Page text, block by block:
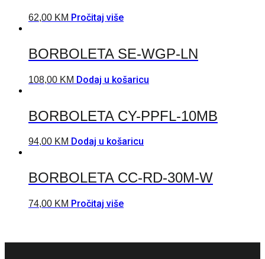
62,00 KM Pročitaj više
BORBOLETA SE-WGP-LN
108,00 KM Dodaj u košaricu
BORBOLETA CY-PPFL-10MB
94,00 KM Dodaj u košaricu
BORBOLETA CC-RD-30M-W
74,00 KM Pročitaj više